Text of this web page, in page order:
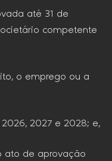
até 31 de
competente
o emprego ou a
2027 e 2028; e,
ato de aprovação